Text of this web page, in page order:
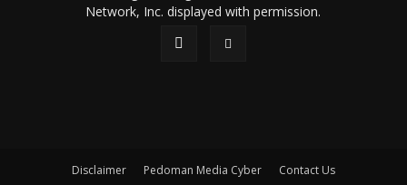
Network, Inc. displayed with permission.
Disclaimer Pedoman Media Cyber Contact Us